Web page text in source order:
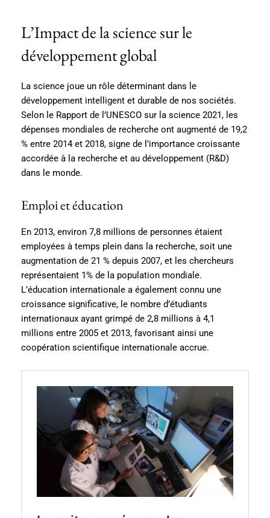
L’Impact de la science sur le
développement global
La science joue un rôle déterminant dans le
développement intelligent et durable de nos sociétés.
Selon le Rapport de l’UNESCO sur la science 2021, les
dépenses mondiales de recherche ont augmenté de 19,2
% entre 2014 et 2018, signe de l’importance croissante
accordée à la recherche et au développement (R&D)
dans le monde​​.
Emploi et éducation
En 2013, environ 7,8 millions de personnes étaient
employées à temps plein dans la recherche, soit une
augmentation de 21 % depuis 2007, et les chercheurs
représentaient 1% de la population mondiale​​.
L’éducation internationale a également connu une
croissance significative, le nombre d’étudiants
internationaux ayant grimpé de 2,8 millions à 4,1
millions entre 2005 et 2013, favorisant ainsi une
coopération scientifique internationale accrue​​.